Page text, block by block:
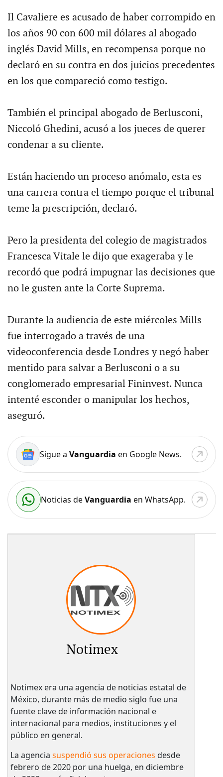
Il Cavaliere es acusado de haber corrompido en
los años 90 con 600 mil dólares al abogado
inglés David Mills, en recompensa porque no
declaró en su contra en dos juicios precedentes
en los que compareció como testigo.
También el principal abogado de Berlusconi,
Niccoló Ghedini, acusó a los jueces de querer
condenar a su cliente.
Están haciendo un proceso anómalo, esta es
una carrera contra el tiempo porque el tribunal
teme la prescripción, declaró.
Pero la presidenta del colegio de magistrados
Francesca Vitale le dijo que exageraba y le
recordó que podrá impugnar las decisiones que
no le gusten ante la Corte Suprema.
Durante la audiencia de este miércoles Mills
fue interrogado a través de una
videoconferencia desde Londres y negó haber
mentido para salvar a Berlusconi o a su
conglomerado empresarial Fininvest. Nunca
intenté esconder o manipular los hechos,
aseguró.
Sigue a Vanguardia en Google News.
Noticias deVanguardia en WhatsApp.
Notimex
Notimex era una agencia de noticias estatal de
México, durante más de medio siglo fue una
fuente clave de información nacional e
internacional para medios, instituciones y el
público en general.
La agencia suspendió sus operaciones desde
febrero de 2020 por una huelga, en diciembre